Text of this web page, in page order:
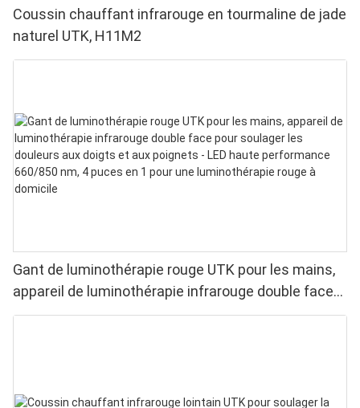
Coussin chauffant infrarouge en tourmaline de jade
naturel UTK, H11M2
Gant de luminothérapie rouge UTK pour les mains,
appareil de luminothérapie infrarouge double face
pour soulager les douleurs aux doigts et aux